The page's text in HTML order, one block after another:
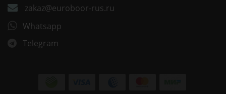
zakaz@euroboor-rus.ru
Whatsapp
Telegram